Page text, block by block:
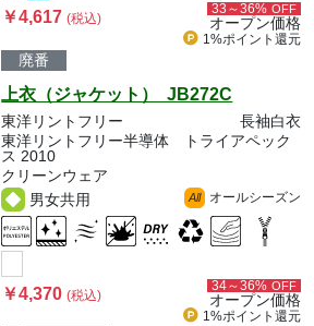
￥4,617(税込)
33～36% OFF
オープン価格
1%ポイント 還元
廃番
上衣（ジャケット） JB272C
東洋リントフリー
長袖白衣
東洋リントフリー半導体 トライアペック
ス 2010
クリーンウェア
男女共用
All オールシーズン
￥4,370(税込)
34～36% OFF
オープン価格
1%ポイント 還元